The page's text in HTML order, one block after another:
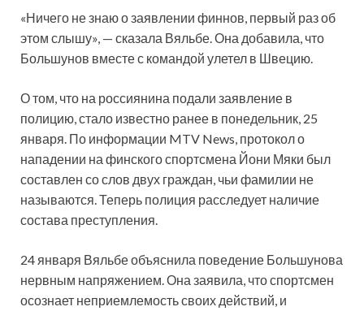
«Ничего не знаю о заявлении финнов, первый раз об
этом слышу», — сказала Вяльбе. Она добавила, что
Большунов вместе с командой улетел в Швецию.
О том, что на россиянина подали заявление в
полицию, стало известно ранее в понедельник, 25
января. По информации MTV News, протокол о
нападении на финского спортсмена Йони Мяки был
составлен со слов двух граждан, чьи фамилии не
называются. Теперь полиция расследует наличие
состава преступления.
24 января Вяльбе объяснила поведение Большунова
нервным напряжением. Она заявила, что спортсмен
осознает неприемлемость своих действий, и